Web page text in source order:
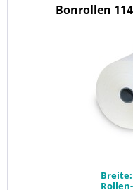
Bonrollen
Breite: